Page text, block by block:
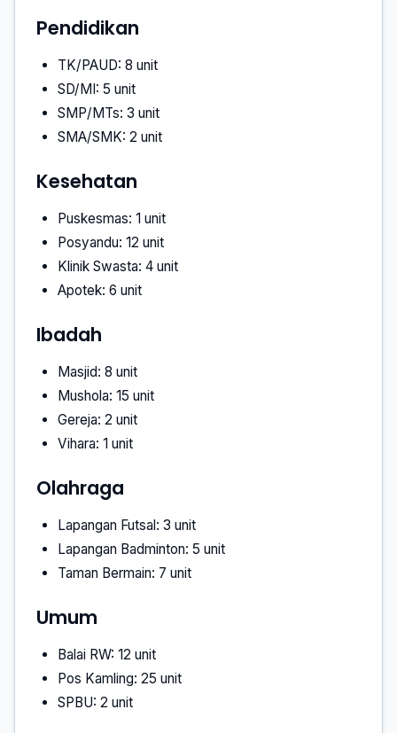
Pendidikan
TK/PAUD: 8 unit
SD/MI: 5 unit
SMP/MTs: 3 unit
SMA/SMK: 2 unit
Kesehatan
Puskesmas: 1 unit
Posyandu: 12 unit
Klinik Swasta: 4 unit
Apotek: 6 unit
Ibadah
Masjid: 8 unit
Mushola: 15 unit
Gereja: 2 unit
Vihara: 1 unit
Olahraga
Lapangan Futsal: 3 unit
Lapangan Badminton: 5 unit
Taman Bermain: 7 unit
Umum
Balai RW: 12 unit
Pos Kamling: 25 unit
SPBU: 2 unit